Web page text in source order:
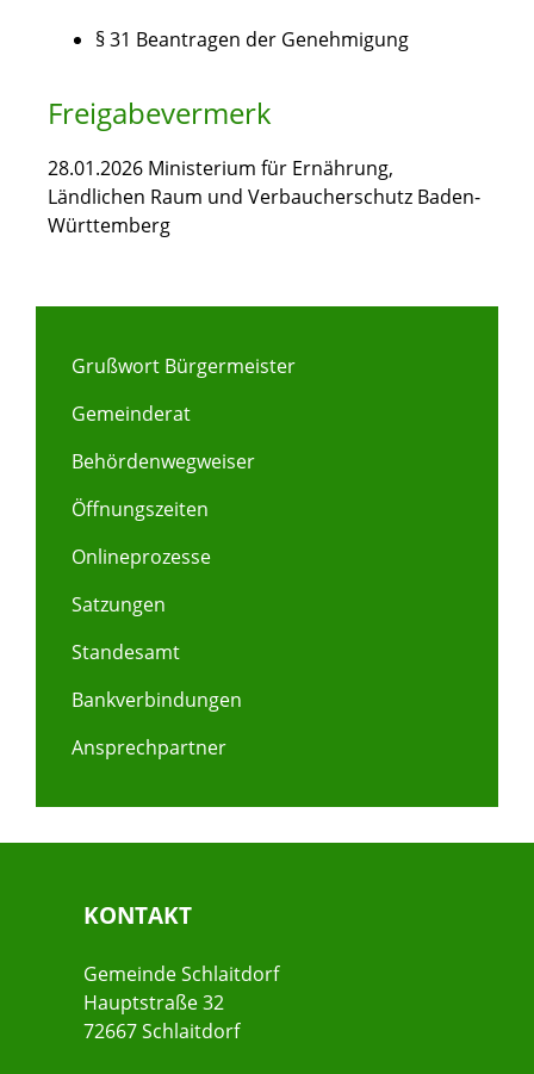
§ 31 Beantragen der Genehmigung
Freigabevermerk
28.01.2026 Ministerium für Ernährung,
Ländlichen Raum und Verbaucherschutz Baden-
Württemberg
Grußwort Bürgermeister
Gemeinderat
Behördenwegweiser
Öffnungszeiten
Onlineprozesse
Satzungen
Standesamt
Bankverbindungen
Ansprechpartner
KONTAKT
Gemeinde Schlaitdorf
Hauptstraße 32
72667 Schlaitdorf